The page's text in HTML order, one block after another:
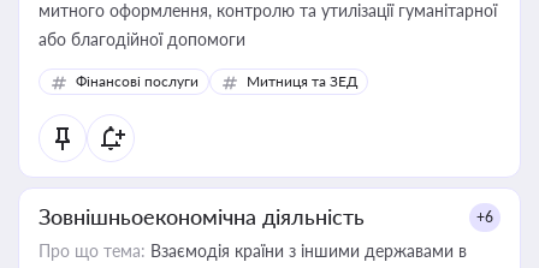
митного оформлення, контролю та утилізації гуманітарної
або благодійної допомоги
Фінансові послуги Митниця та ЗЕД
Зовнішньоекономічна діяльність +6
Про що тема: Взаємодія країни з іншими державами в